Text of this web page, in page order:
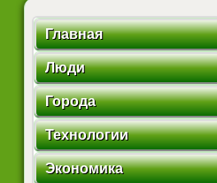
Главная
Люди
Города
Технологии
Экономика